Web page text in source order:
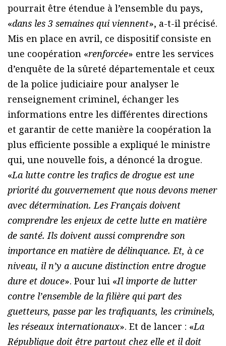
pourrait être étendue à l’ensemble du pays,
«dans les 3 semaines qui viennent», a-t-il précisé.
Mis en place en avril, ce dispositif consiste en
une coopération «renforcée» entre les services
d’enquête de la sûreté départementale et ceux
de la police judiciaire pour analyser le
renseignement criminel, échanger les
informations entre les différentes directions
et garantir de cette manière la coopération la
plus efficiente possible a expliqué le ministre
qui, une nouvelle fois, a dénoncé la drogue.
«La lutte contre les trafics de drogue est une
priorité du gouvernement que nous devons mener
avec détermination. Les Français doivent
comprendre les enjeux de cette lutte en matière
de santé. Ils doivent aussi comprendre son
importance en matière de délinquance. Et, à ce
niveau, il n’y a aucune distinction entre drogue
dure et douce». Pour lui «Il importe de lutter
contre l’ensemble de la filière qui part des
guetteurs, passe par les trafiquants, les criminels,
les réseaux internationaux». Et de lancer : «La
République doit être partout chez elle et il doit